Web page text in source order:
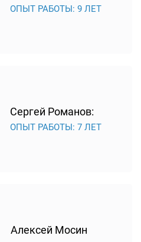
ОПЫТ РАБОТЫ: 9 ЛЕТ
Сергей Романов:
ОПЫТ РАБОТЫ: 7 ЛЕТ
Алексей Мосин